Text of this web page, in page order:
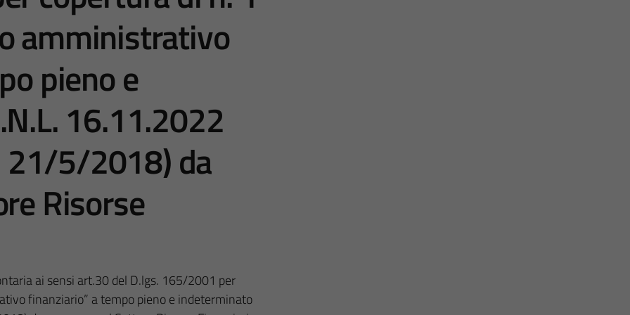
amministrativo
pieno e
16.11.2022
21/5/2018) da
Risorse
ai sensi art.30 del D.lgs. 165/2001 per
finanziario” a tempo pieno e indeterminato